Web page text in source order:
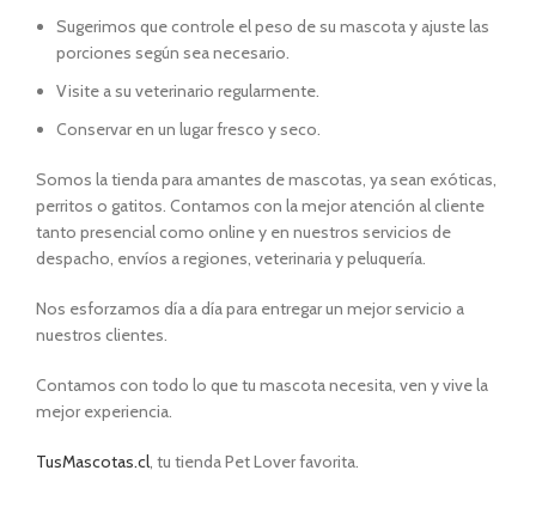
Sugerimos que controle el peso de su mascota y ajuste las
porciones según sea necesario.
Visite a su veterinario regularmente.
Conservar en un lugar fresco y seco.
Somos la tienda para amantes de mascotas, ya sean exóticas,
perritos o gatitos. Contamos con la mejor atención al cliente
tanto presencial como online y en nuestros servicios de
despacho, envíos a regiones, veterinaria y peluquería.
Nos esforzamos día a día para entregar un mejor servicio a
nuestros clientes.
Contamos con todo lo que tu mascota necesita, ven y vive la
mejor experiencia.
TusMascotas.cl, tu tienda Pet Lover favorita.